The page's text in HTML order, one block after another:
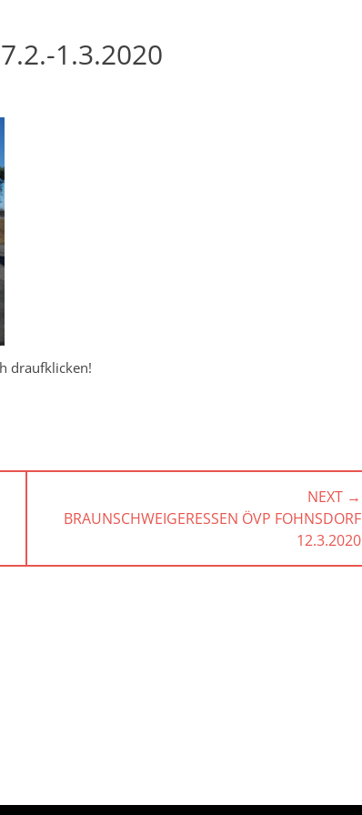
1.3.2020
draufklicken!
NEXT →
NEXT
BRAUNSCHWEIGERESSEN ÖVP FOHNSDORF
12.3.2020